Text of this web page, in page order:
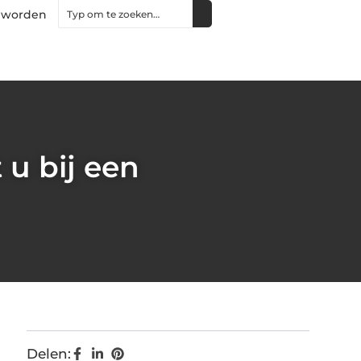
bij een
Delen: